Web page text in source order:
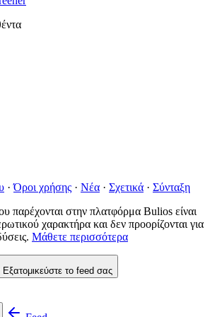
· Όροι χρήσης · Νέα · Σχετικά · Σύνταξη
παρέχονται στην πλατφόρμα Bulios είναι
χαρακτήρα και δεν προορίζονται για
Μάθετε περισσότερα
Εξατομικεύστε το feed σας